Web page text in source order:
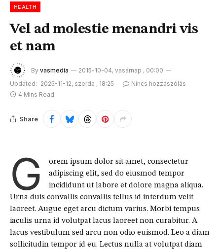
HEALTH
Vel ad molestie menandri vis
et nam
By vasmedia
2015-10-04, vasárnap , 00:00
Updated: 2025-11-12, szerda , 18:25
Nincs hozzászólás
4 Mins Read
Share
G
orem ipsum dolor sit amet, consectetur
adipiscing elit, sed do eiusmod tempor
incididunt ut labore et dolore magna aliqua.
Urna duis convallis convallis tellus id interdum velit
laoreet. Augue eget arcu dictum varius. Morbi tempus
iaculis urna id volutpat lacus laoreet non curabitur. A
lacus vestibulum sed arcu non odio euismod. Leo a diam
sollicitudin tempor id eu. Lectus nulla at volutpat diam